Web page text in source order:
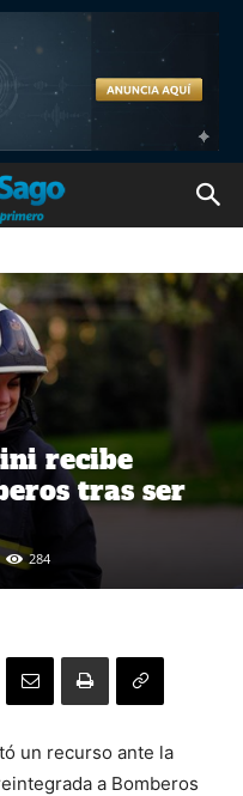
recibe
tras ser
284
un recurso ante la
a Bomberos